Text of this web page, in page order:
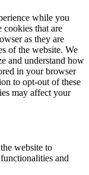
while you
cookies that are
as they are
of the website. We
and understand how
in your browser
to opt-out of these
may affect your
website to
and